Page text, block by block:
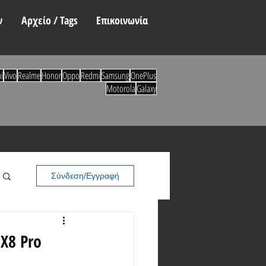
Αρχείο / Tags Επικοινωνία
Σύνδεση/Εγγραφή
Pro
VivoRealmeHonorOppoRedmiSamsungOnePlus
MotorolaGalaxy